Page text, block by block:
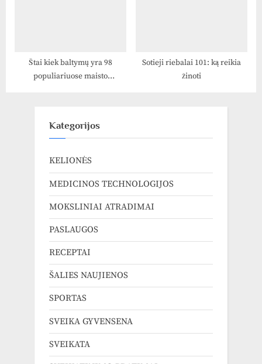
Štai kiek baltymų yra 98
populiariuose maisto
Sotieji riebalai 101: ką reikia
žinoti
Kategorijos
KELIONĖS
MEDICINOS TECHNOLOGIJOS
MOKSLINIAI ATRADIMAI
PASLAUGOS
RECEPTAI
ŠALIES NAUJIENOS
SPORTAS
SVEIKA GYVENSENA
SVEIKATA